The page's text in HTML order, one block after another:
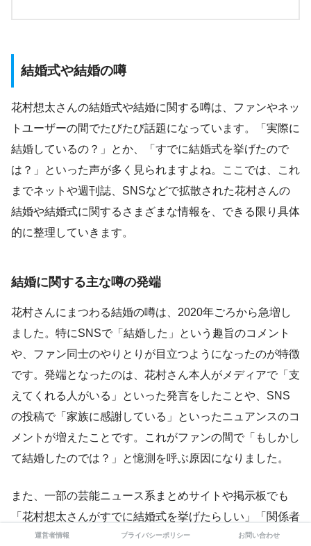
結婚式や結婚の噂
花村想太さんの結婚式や結婚に関する噂は、ファンやネッ
トユーザーの間でたびたび話題になっています。「実際に
結婚しているの？」とか、「すでに結婚式を挙げたので
は？」といった声が多く見られますよね。ここでは、これ
までネットや週刊誌、SNSなどで拡散された花村さんの
結婚や結婚式に関するさまざまな情報を、できる限り具体
的に整理していきます。
結婚に関する主な噂の発端
花村さんにまつわる結婚の噂は、2020年ごろから急増し
ました。特にSNSで「結婚した」という趣旨のコメント
や、ファン同士のやりとりが目立つようになったのが特徴
です。発端となったのは、花村さん本人がメディアで「支
えてくれる人がいる」といった発言をしたことや、SNS
の投稿で「家族に感謝している」といったニュアンスのコ
メントが増えたことです。これがファンの間で「もしかし
て結婚したのでは？」と憶測を呼ぶ原因になりました。
また、一部の芸能ニュース系まとめサイトや掲示板でも
「花村想太さんがすでに結婚式を挙げたらしい」「関係者
が出席していたらしい」といった具体的なエピソードが投
運営者情報 プライバシーポリシー お問い合わせ